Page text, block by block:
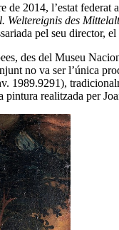
de 2014, l’estat
Weltereignis des
pel seu director,
des del Museu
no va ser l’única
1989.9291),
pintura realitzada per